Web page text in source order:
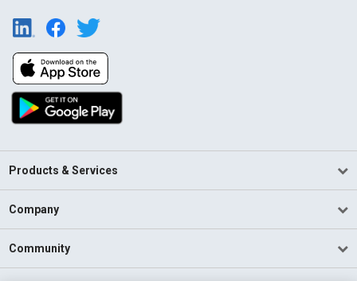
Products & Services
Company
Community